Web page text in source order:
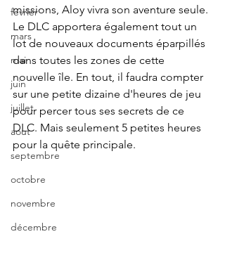
fevrier
mars
mai
juin
juillet
aout
septembre
octobre
novembre
décembre
missions, Aloy vivra son aventure seule.
Le DLC apportera également tout un
lot de nouveaux documents éparpillés
dans toutes les zones de cette
nouvelle île. En tout, il faudra compter
sur une petite dizaine d'heures de jeu
pour percer tous ses secrets de ce
DLC. Mais seulement 5 petites heures
pour la quête principale.